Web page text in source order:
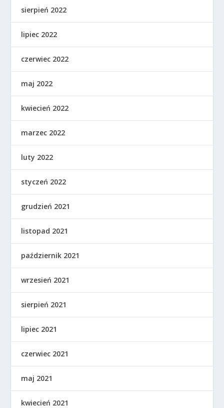
sierpień 2022
lipiec 2022
czerwiec 2022
maj 2022
kwiecień 2022
marzec 2022
luty 2022
styczeń 2022
grudzień 2021
listopad 2021
październik 2021
wrzesień 2021
sierpień 2021
lipiec 2021
czerwiec 2021
maj 2021
kwiecień 2021